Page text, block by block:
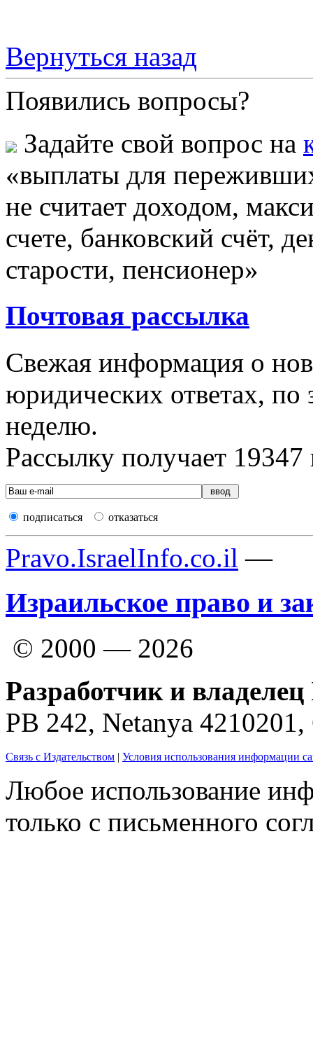
Вернуться назад
Появились вопросы?
Задайте свой вопрос на
«выплаты для
не считает доходом,
счете, банковский счёт,
старости, пенсионер»
Почтовая рассылка
Свежая информация о
юридических ответах, по
неделю.
Рассылку получает 19347
подписаться отказаться
Pravo.IsraelInfo.co.il —
Израильское право и
© 2000 — 2026
Разработчик и
PB 242, Netanya
Связь с Издательством | Условия использования информации
Любое использование
только с письменного